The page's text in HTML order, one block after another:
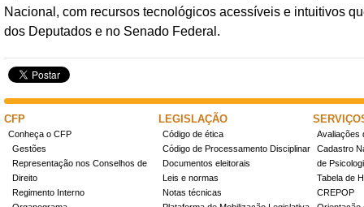
Nacional, com recursos tecnológicos acessíveis e intuitivos
dos Deputados e no Senado Federal.
CFP
Conheça o CFP
Gestões
Representação nos Conselhos de
Direito
Regimento Interno
LEGISLAÇÃO
Código de ética
Código de Processamento Disciplinar
Documentos eleitorais
Leis e normas
Notas técnicas
Avaliações
Cadastro
de
Tabela de
CREPOP